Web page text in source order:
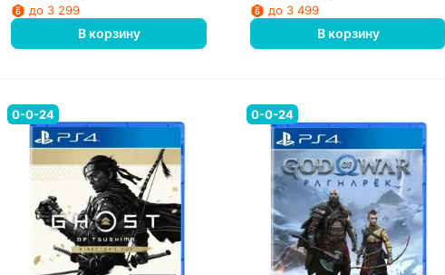
до 3 299
В корзину
до 3 499
В корзину
0-0-24 0-0-24